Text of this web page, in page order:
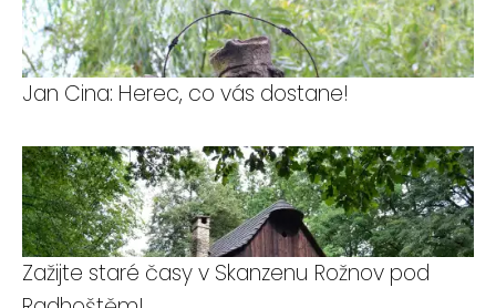
Jan Cina: Herec, co vás dostane!
Zažijte staré časy v Skanzenu Rožnov pod